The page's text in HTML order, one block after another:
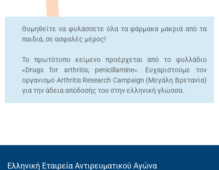
Θυμηθείτε να φυλάσσετε όλα τα φάρμακα μακριά από τα
παιδιά, σε ασφαλές μέρος!
Το πρωτότυπο κείµενο προέρχεται από το φυλλάδιο
«Drugs for arthritis; penicillamine». Ευχαριστούµε τον
οργανισµό Arthritis Research Campaign (Μεγάλη Βρετανία)
για την άδεια απόδοσής του στην ελληνική γλώσσα.
Ελληνική Εταιρεία Αντιρευματικού Αγώνα